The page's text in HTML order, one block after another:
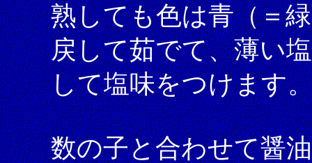
熟しても色は青（＝
戻して茹でて、薄い
して塩味をつけます
数の子と合わせて醤